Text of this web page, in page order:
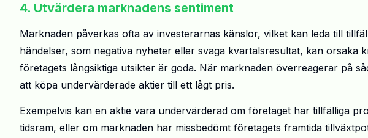
4. Utvärdera marknadens sentiment
Marknaden påverkas ofta av investerarnas känslor, vilket kan leda till
händelser, som negativa nyheter eller svaga kvartalsresultat, kan orsaka
företagets långsiktiga utsikter är goda. När marknaden överreagerar på
att köpa undervärderade aktier till ett lågt pris.
Exempelvis kan en aktie vara undervärderad om företaget har tillfälliga
tidsram, eller om marknaden har missbedömt företagets framtida